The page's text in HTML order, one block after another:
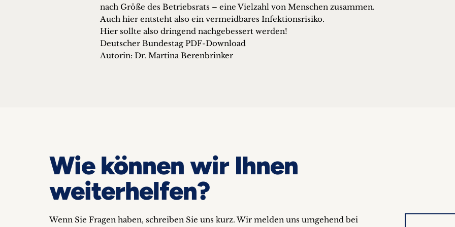
nach Größe des Betriebsrats – eine Vielzahl von Menschen zusammen.
Auch hier entsteht also ein vermeidbares Infektionsrisiko.
Hier sollte also dringend nachgebessert werden!
Deutscher Bundestag PDF-Download
Autorin: Dr. Martina Berenbrinker
Wie können wir Ihnen
weiterhelfen?
Wenn Sie Fragen haben, schreiben Sie uns kurz. Wir melden uns umgehend bei